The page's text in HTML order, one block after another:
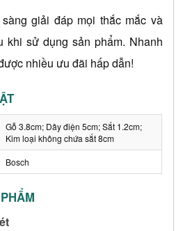
giải đáp mọi thắc mắc và
khi sử dụng sản phẩm. Nhanh
nhiều ưu đãi hấp dẫn!
Gỗ 3.8cm; Dây điện 5cm; Sắt 1.2cm;
Kim loại không chứa sắt 8cm
Bosch